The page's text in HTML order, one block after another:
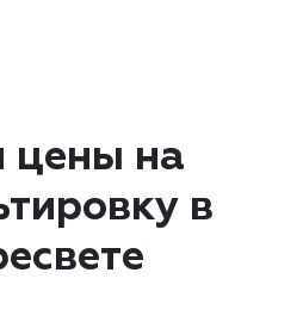
цены на
в